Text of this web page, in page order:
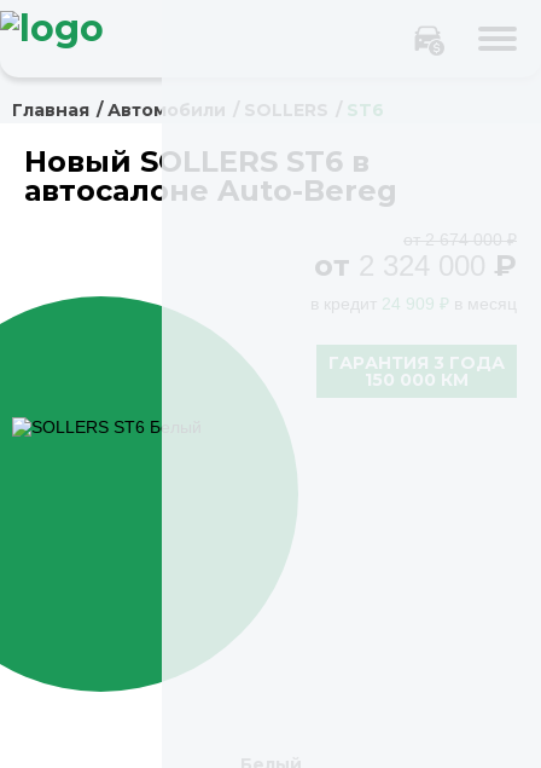
Главная Автомобили ST6
Новый SOLLERS ST6 в
автосалоне Auto-Bereg
от 2 674 000 ₽
от 2 324 000 ₽
в кредит 24 909 ₽ в месяц
ГАРАНТИЯ 3 ГОДА
150 000 КМ